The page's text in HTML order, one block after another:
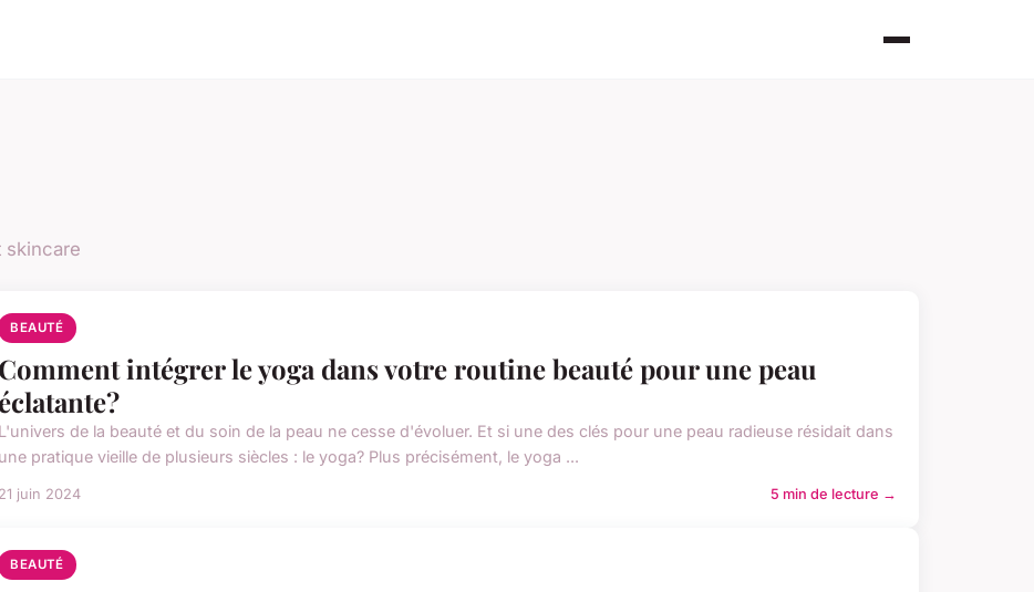
skincare
BEAUTÉ
Comment intégrer le yoga dans votre routine beauté pour une peau
éclatante?
L'univers de la beauté et du soin de la peau ne cesse d'évoluer. Et si une des clés pour une peau radieuse résidait dans
une pratique vieille de plusieurs siècles : le yoga? Plus précisément, le yoga ...
21 juin 2024 5 min de lecture →
BEAUTÉ